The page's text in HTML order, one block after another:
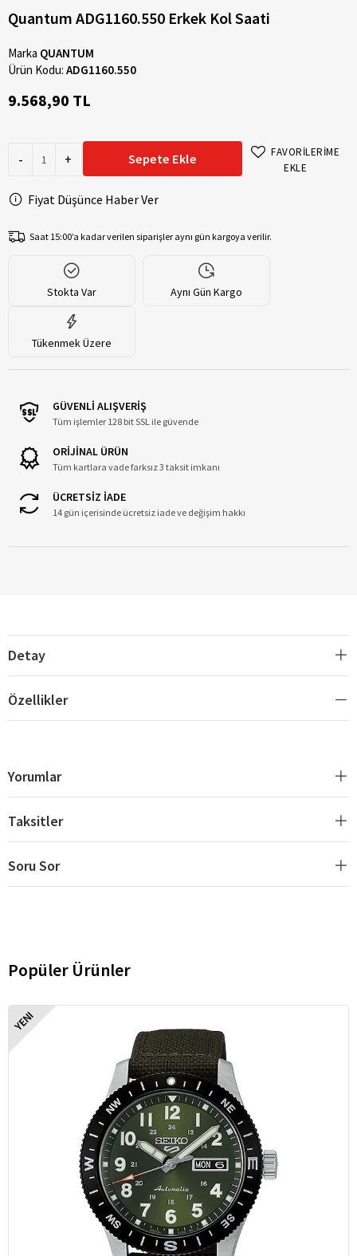
Quantum ADG1160.550 Erkek Kol Saati
Marka QUANTUM
Ürün Kodu: ADG1160.550
9.568,90 TL
- + Sepete Ekle
FAVORİLERİME
EKLE
Fiyat Düşünce Haber Ver
Saat 15:00’a kadar verilen siparişler aynı gün kargoya verilir.
Stokta Var Aynı Gün Kargo
Tükenmek Üzere
GÜVENLİ ALIŞVERİŞ
Tüm işlemler 128 bit SSL ile güvende
ORİJİNAL ÜRÜN
Tüm kartlara vade farksız 3 taksit imkanı
ÜCRETSİZ İADE
14 gün içerisinde ücretsiz iade ve değişim hakkı
Detay
Özellikler
Yorumlar
Taksitler
Soru Sor
Popüler Ürünler
YENI